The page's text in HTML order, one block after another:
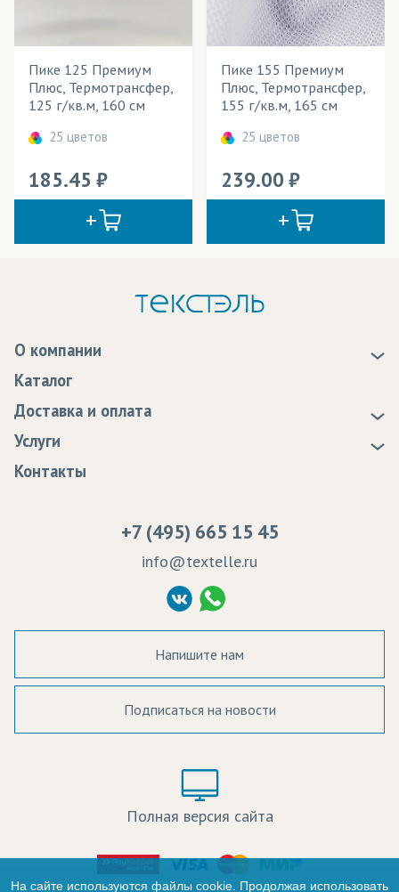
Пике 125 Премиум
Плюс, Термотрансфер,
125 г/кв.м, 160 см
25 цветов
185.45
Пике 155 Премиум
Плюс, Термотрансфер,
155 г/кв.м, 165 см
25 цветов
239.00
О компании
Статьи
Программа лояльности
Сертификаты качества
Судебные решения
Политика Конфиденциальности
Согласие на обработку ПД
Каталог
Доставка и оплата
Доставка
Оплата
Услуги
Образцы
Контакты
+7 (495) 665 15 45
info@textelle.ru
Напишите нам
Подписаться на новости
Полная версия сайта
-
На сайте используются файлы cookie. Продолжая использовать